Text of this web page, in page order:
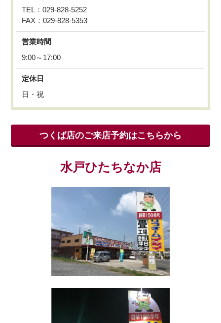
TEL：029-828-5252
FAX：029-828-5353
営業時間
9:00～17:00
定休日
日・祝
つくば店のご来店予約はこちらから
水戸ひたちなか店